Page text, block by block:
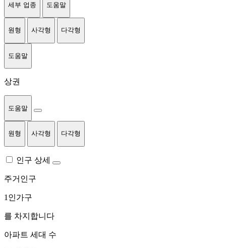
세부 업종 도움말
원형 사각형 다각형
도움말
상권
도움말
원형 사각형 다각형
인구 상세
주거인구
1인가구
를 차지합니다
아파트 세대 수